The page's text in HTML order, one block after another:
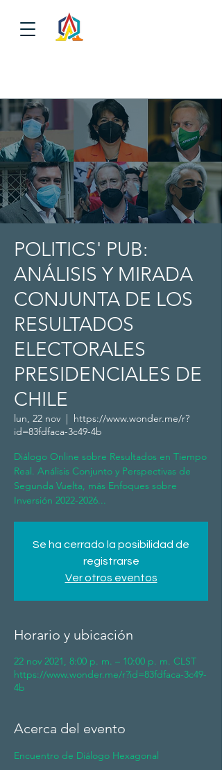
POLITICS' PUB:
ANÁLISIS Y MIRADA
CONJUNTA DE LOS
RESULTADOS
ELECTORALES
PRESIDENCIALES DE
CHILE
lun, 22 nov
  |
https://www.wonder.me/r?
id=83fdfaca-3c49-4b
Diálogo Online sobre Resultados en Tiempo
Real. Análisis Conjunto y Perspectivas de
Segunda Vuelta, más Enfoques sobre
Inversión 2022-2026...
Se ha cerrado la posibilidad de
registrarse
Ver otros eventos
Horario y ubicación
22 nov 2021, 8:00 p. m. – 10:00 p. m. CLST
https://www.wonder.me/r?id=83fdfaca-3c49-
4b
Acerca del evento
Encuentro de Diálogo Hexagonal